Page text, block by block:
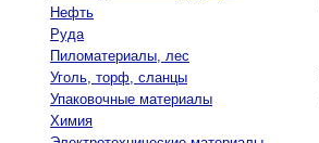
Нефть
Руда
Пиломатериалы, лес
Уголь, торф, сланцы
Упаковочные материалы
Химия